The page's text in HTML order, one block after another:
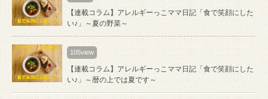
【連載コラム】アレルギーっこママ日記「食で笑顔にした
い♪」～夏の野菜～
105view
【連載コラム】アレルギーっこママ日記「食で笑顔にした
い♪」～暦の上では夏です～